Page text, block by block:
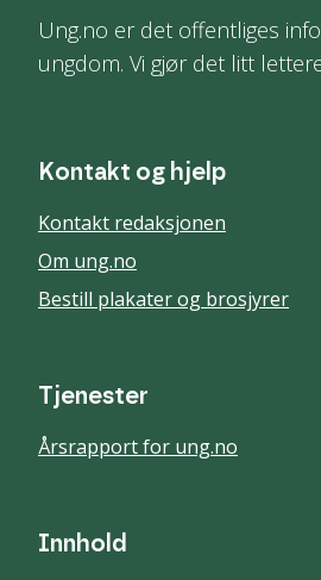
Ung.no er det offentliges
ungdom. Vi gjør det litt
Kontakt og hjelp
Kontakt redaksjonen
Om ung.no
Bestill plakater og brosjyrer
Tjenester
Årsrapport for ung.no
Innhold